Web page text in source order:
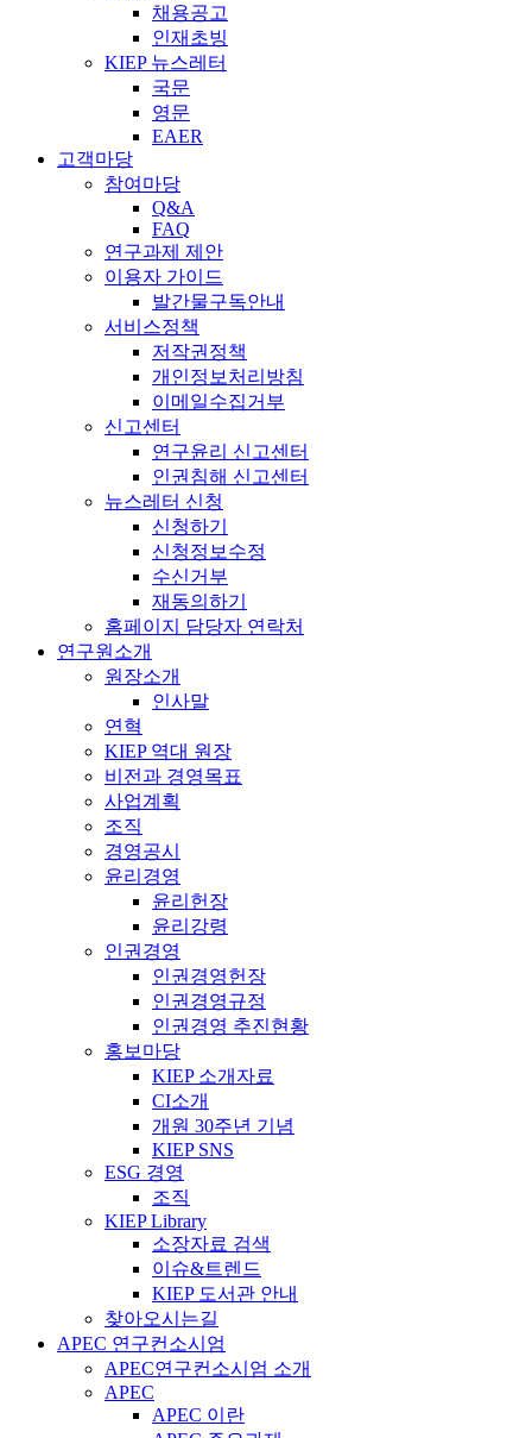
채용공고
인재초빙
KIEP 뉴스레터
국문
영문
EAER
고객마당
참여마당
Q&A
FAQ
연구과제 제안
이용자 가이드
발간물구독안내
서비스정책
저작권정책
개인정보처리방침
이메일수집거부
신고센터
연구윤리 신고센터
인권침해 신고센터
뉴스레터 신청
신청하기
신청정보수정
수신거부
재동의하기
홈페이지 담당자 연락처
연구원소개
원장소개
인사말
연혁
KIEP 역대 원장
비전과 경영목표
사업계획
조직
경영공시
윤리경영
윤리헌장
윤리강령
인권경영
인권경영헌장
인권경영규정
인권경영 추진현황
홍보마당
KIEP 소개자료
CI소개
개원 30주년 기념
KIEP SNS
ESG 경영
조직
KIEP Library
소장자료 검색
이슈&트렌드
KIEP 도서관 안내
찾아오시는길
APEC 연구컨소시엄
APEC연구컨소시엄 소개
APEC
APEC 이란